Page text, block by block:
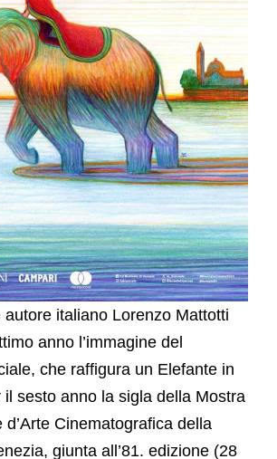
autore italiano Lorenzo Mattotti
anno l’immagine del
che raffigura un Elefante in
il sesto anno la sigla della Mostra
d’Arte Cinematografica della
giunta all’81. edizione (28